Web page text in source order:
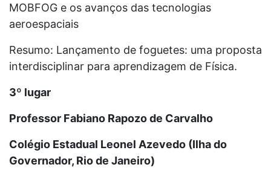
MOBFOG e os avanços das tecnologias
aeroespaciais
Resumo: Lançamento de foguetes: uma proposta
interdisciplinar para aprendizagem de Física.
3º lugar
Professor Fabiano Rapozo de Carvalho
Colégio Estadual Leonel Azevedo (Ilha do
Governador, Rio de Janeiro)